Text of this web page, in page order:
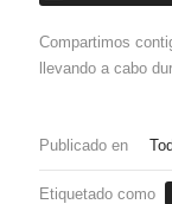
Compartimos
llevando a cabo
Publicado en
Etiquetado como